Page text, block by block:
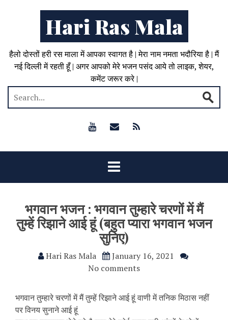
Hari Ras Mala
हैलो दोस्तों हरी रस माला में आपका स्वागत है | मेरा नाम नमता भदौरिया है | मैं
नई दिल्ली में रहती हूँ | अगर आपको मेरे भजन पसंद आये तो लाइक, शेयर,
कमेंट जरूर करे |
भगवान भजन : भगवान तुम्हारे चरणों में मैं
तुम्हें रिझाने आई हूं (बहुत प्यारा भगवान भजन
सुनिए)
Hari Ras Mala
January 16, 2021
No comments
भगवान तुम्हारे चरणों में मैं तुम्हें रिझाने आई हूं वाणी में तनिक मिठास नहीं
पर विनय सुनाने आई हूं